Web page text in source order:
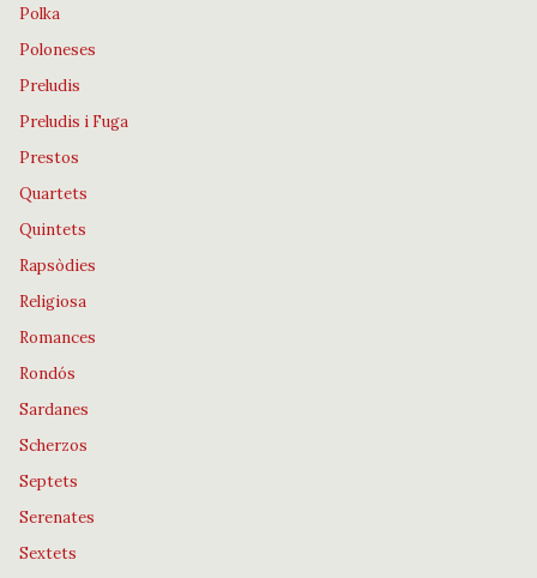
Polka
Poloneses
Preludis
Preludis i Fuga
Prestos
Quartets
Quintets
Rapsòdies
Religiosa
Romances
Rondós
Sardanes
Scherzos
Septets
Serenates
Sextets